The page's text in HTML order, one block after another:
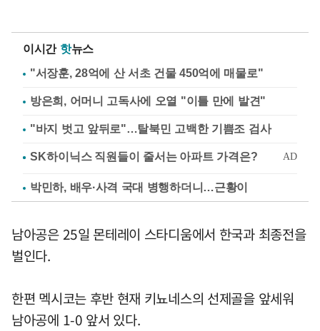
이시간 핫뉴스
"서장훈, 28억에 산 서초 건물 450억에 매물로"
방은희, 어머니 고독사에 오열 "이틀 만에 발견"
"바지 벗고 앞뒤로"…탈북민 고백한 기쁨조 검사
박민하, 배우·사격 국대 병행하더니…근황이
남아공은 25일 몬테레이 스타디움에서 한국과 최종전을
벌인다.
한편 멕시코는 후반 현재 키뇨네스의 선제골을 앞세워
남아공에 1-0 앞서 있다.